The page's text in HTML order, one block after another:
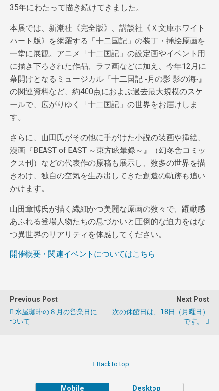
35年にわたって描き続けてきました。
本展では、新潮社《完全版》、講談社《Ｘ文庫ホワイト
ハート版》を網羅する「十二国記」の装丁・挿絵原画を
一堂に展観。アニメ「十二国記」の設定画やイベント用
に描き下ろされた作品、ラフ画などに加え、今年12月に
幕開けとなるミュージカル『十二国記 ‐月の影 影の海‐』
の関連資料など、約400点におよぶ過去最大規模のスケ
ールで、広がりゆく「十二国記」の世界をお届けしま
す。
さらに、山田氏がその他に手がけた小説の装画や挿絵、
漫画『BEAST of EAST ～東方眩暈録～』（幻冬舎コミッ
クス刊）などの代表作の原稿も展示し、数多の世界を描
きわけ、独自の空気を生み出してきた創造の軌跡も追い
かけます。
山田章博氏が描く繊細かつ美麗な原画の数々で、躍動感
あふれる登場人物たちの息づかいと圧倒的な迫力をはな
つ異世界のリアリティを体感してください。
開催概要・関連イベントについてはこちら
Previous Post
水屋珈琲の８月の営業日に
ついて
Next Post
次の休館日は、18日（月曜日）
です。
Back to top
Mobile Desktop